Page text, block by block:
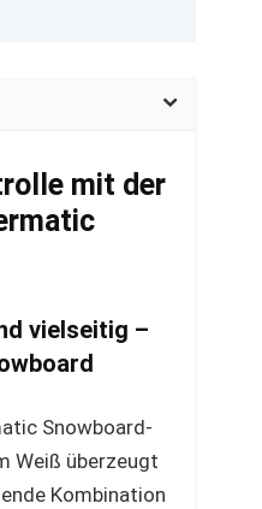
mit der
vielseitig –
Snowboard-
Weiß überzeugt
Kombination